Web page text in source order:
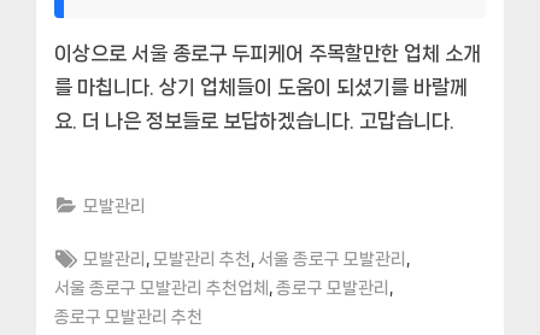
이상으로 서울 종로구 두피케어 주목할만한 업체 소개
를 마칩니다. 상기 업체들이 도움이 되셨기를 바랄께
요. 더 나은 정보들로 보답하겠습니다. 고맙습니다.
모발관리
Tags:
모발관리 모발관리 추천 서울 종로구 모발관리
서울 종로구 모발관리 추천업체
종로구 모발관리
종로구 모발관리 추천